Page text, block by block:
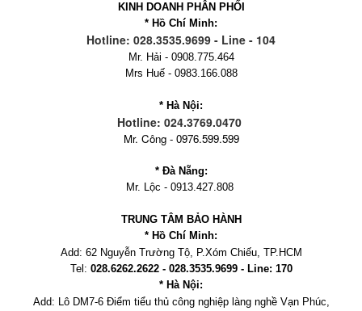
KINH DOANH PHÂN PHỐI
* Hồ Chí Minh:
Hotline: 028.3535.9699 - Line - 104
Mr. Hải - 0908.775.464
Mrs Huế - 0983.166.088
* Hà Nội:
Hotline: 024.3769.0470
Mr. Công - 0976.599.599
* Đà Nẵng:
Mr. Lộc - 0913.427.808
TRUNG TÂM BẢO HÀNH
* Hồ Chí Minh:
Add: 62 Nguyễn Trường Tộ, P.Xóm Chiếu, TP.HCM
Tel: 028.6262.2622 - 028.3535.9699 - Line: 170
* Hà Nội:
Add: Lô DM7-6 Điểm tiểu thủ công nghiệp làng nghề Vạn Phúc,